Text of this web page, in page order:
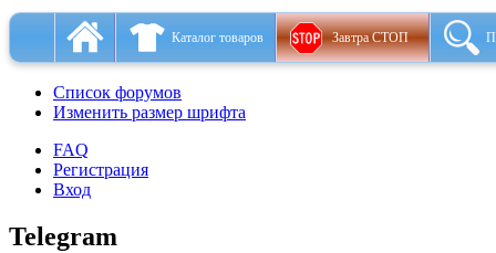
Каталог товаров Завтра СТОП
Список форумов
Изменить размер шрифта
FAQ
Регистрация
Вход
Telegram